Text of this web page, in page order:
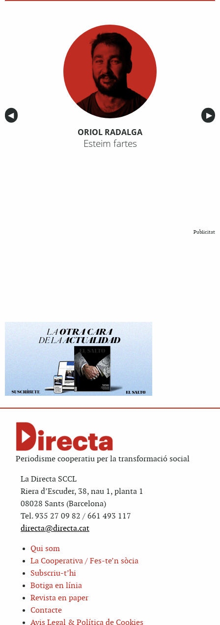
Anterior
◀︎ ▶︎
ORIOL RADALGA
Esteim fartes
Publicitat
Periodisme cooperatiu per la transformació social
La Directa SCCL
Riera d’Escuder, 38, nau 1, planta 1
08028 Sants (Barcelona)
Tel. 935 27 09 82 / 661 493 117
directa@directa.cat
Qui som
La Cooperativa / Fes-te’n sòcia
Subscriu-t’hi
Botiga en línia
Revista en paper
Contacte
Avis Legal & Política de Cookies